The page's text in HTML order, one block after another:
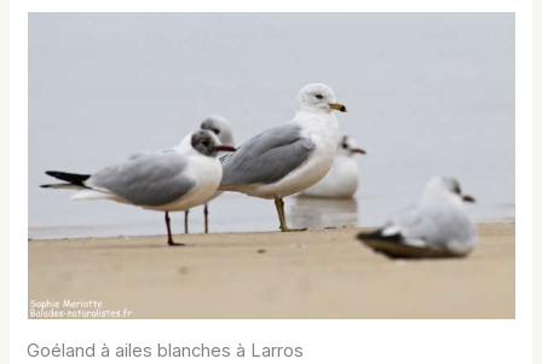
Goéland à ailes blanches à Larros